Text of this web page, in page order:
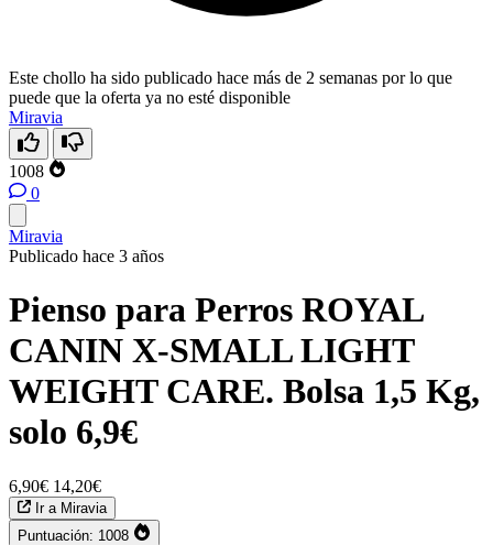
Este chollo ha sido publicado hace más de 2 semanas por lo que
puede que la oferta ya no esté disponible
Miravia
1008
0
Miravia
Publicado hace 3 años
Pienso para Perros ROYAL
CANIN X-SMALL LIGHT
WEIGHT CARE. Bolsa 1,5 Kg,
solo 6,9€
6,90€ 14,20€
Ir a Miravia
Puntuación: 1008